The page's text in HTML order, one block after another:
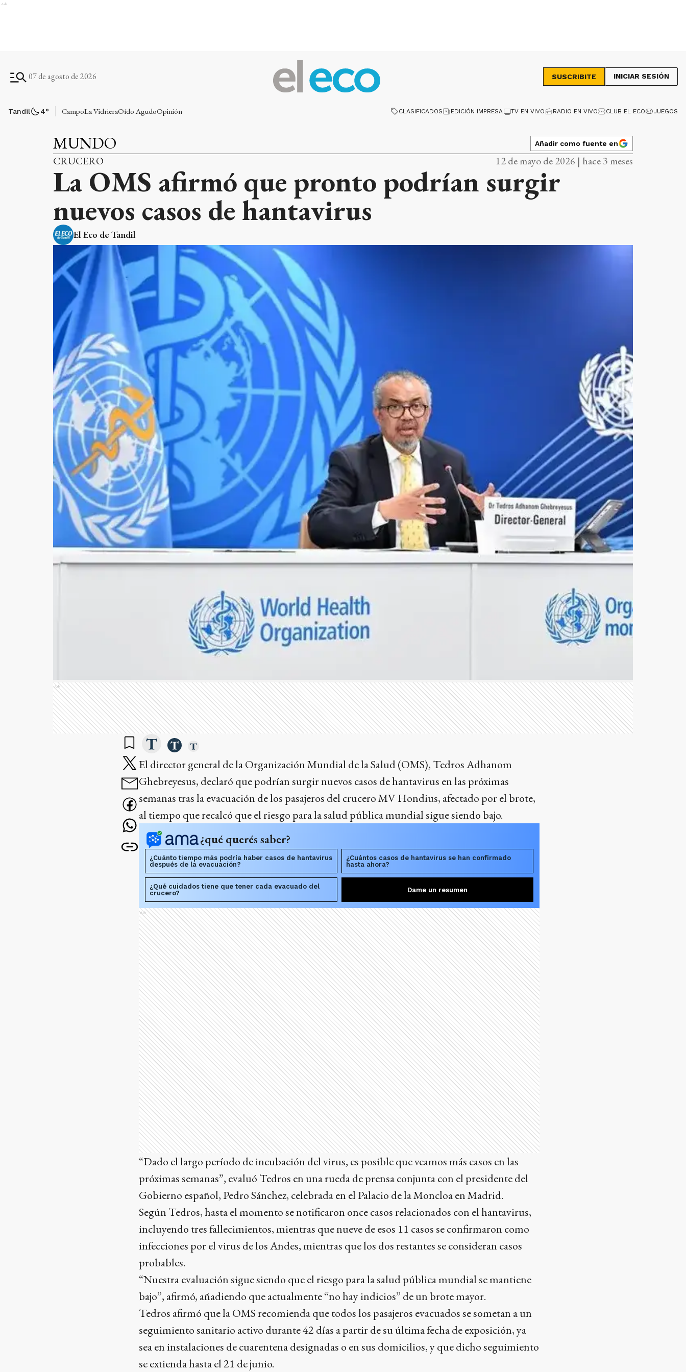
Ads
07 de agosto de 2026 SUSCRIBITE INICIAR SESIÓN
Tandil 4° CampoLa VidrieraOído AgudoOpinión CLASIFICADOS EDICIÓN IMPRESA TV EN VIVO RADIO EN VIVO CLUB EL ECO JUEGOS
MUNDO Añadir como fuente en
CRUCERO 12 de mayo de 2026 | hace 3 meses
La OMS afirmó que pronto podrían surgir
nuevos casos de hantavirus
El Eco de Tandil
Ads
El director general de la Organización Mundial de la Salud (OMS), Tedros Adhanom
Ghebreyesus, declaró que podrían surgir nuevos casos de hantavirus en las próximas
semanas tras la evacuación de los pasajeros del crucero MV Hondius, afectado por el brote,
al tiempo que recalcó que el riesgo para la salud pública mundial sigue siendo bajo.
¿qué querés saber?
¿Cuánto tiempo más podría haber casos de hantavirus
después de la evacuación?
¿Cuántos casos de hantavirus se han confirmado
hasta ahora?
¿Qué cuidados tiene que tener cada evacuado del
crucero?
Dame un resumen
Ads
“Dado el largo período de incubación del virus, es posible que veamos más casos en las
próximas semanas”, evaluó Tedros en una rueda de prensa conjunta con el presidente del
Gobierno español, Pedro Sánchez, celebrada en el Palacio de la Moncloa en Madrid.
Según Tedros, hasta el momento se notificaron once casos relacionados con el hantavirus,
incluyendo tres fallecimientos, mientras que nueve de esos 11 casos se confirmaron como
infecciones por el virus de los Andes, mientras que los dos restantes se consideran casos
probables.
“Nuestra evaluación sigue siendo que el riesgo para la salud pública mundial se mantiene
bajo”, afirmó, añadiendo que actualmente “no hay indicios” de un brote mayor.
Tedros afirmó que la OMS recomienda que todos los pasajeros evacuados se sometan a un
seguimiento sanitario activo durante 42 días a partir de su última fecha de exposición, ya
sea en instalaciones de cuarentena designadas o en sus domicilios, y que dicho seguimiento
se extienda hasta el 21 de junio.